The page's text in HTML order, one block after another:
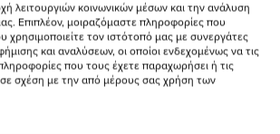
λειτουργιών κοινωνικών μέσων και την ανάλυση
Επιπλέον, μοιραζόμαστε πληροφορίες που
τον ιστότοπό μας με συνεργάτες
και αναλύσεων, οι οποίοι ενδεχομένως να τις
που τους έχετε παραχωρήσει ή τις
σε σχέση με την από μέρους σας χρήση των